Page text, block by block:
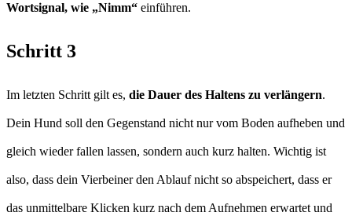
Wortsignal, wie „Nimm“ einführen.
Schritt 3
Im letzten Schritt gilt es, die Dauer des Haltens zu verlängern.
Dein Hund soll den Gegenstand nicht nur vom Boden aufheben und
gleich wieder fallen lassen, sondern auch kurz halten. Wichtig ist
also, dass dein Vierbeiner den Ablauf nicht so abspeichert, dass er
das unmittelbare Klicken kurz nach dem Aufnehmen erwartet und